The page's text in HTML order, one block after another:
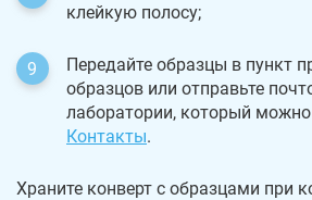
клейкую полосу;
Передайте образцы в пункт
образцов или отправьте
лаборатории, который
Контакты.
Храните конверт с образцами при